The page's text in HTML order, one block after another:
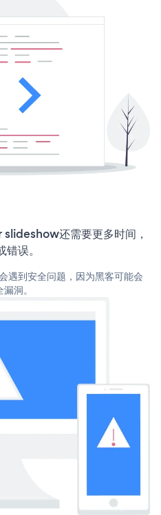
还需要更多时间，
误。
遇到安全问题，因为黑客可能会
洞。